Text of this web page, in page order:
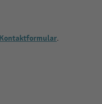
Kontaktformular.